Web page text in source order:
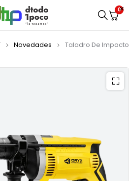
0
Novedades
Taladro De Impacto